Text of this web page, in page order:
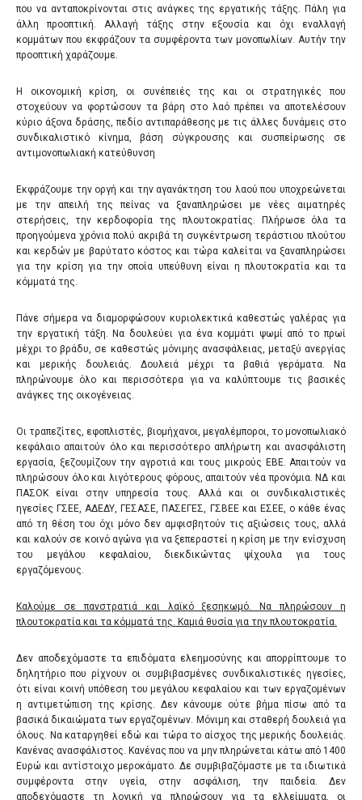
που να ανταποκρίνονται στις ανάγκες της εργατικής τάξης. Πάλη για
άλλη προοπτική. Αλλαγή τάξης στην εξουσία και όχι εναλλαγή
κομμάτων που εκφράζουν τα συμφέροντα των μονοπωλίων. Αυτήν την
προοπτική χαράζουμε.
Η οικονομική κρίση, οι συνέπειές της και οι στρατηγικές που
στοχεύουν να φορτώσουν τα βάρη στο λαό πρέπει να αποτελέσουν
κύριο άξονα δράσης, πεδίο αντιπαράθεσης με τις άλλες δυνάμεις στο
συνδικαλιστικό κίνημα, βάση σύγκρουσης και συσπείρωσης σε
αντιμονοπωλιακή κατεύθυνση
Εκφράζουμε την οργή και την αγανάκτηση του λαού που υποχρεώνεται
με την απειλή της πείνας να ξαναπληρώσει με νέες αιματηρές
στερήσεις, την κερδοφορία της πλουτοκρατίας. Πλήρωσε όλα τα
προηγούμενα χρόνια πολύ ακριβά τη συγκέντρωση τεράστιου πλούτου
και κερδών με βαρύτατο κόστος και τώρα καλείται να ξαναπληρώσει
για την κρίση για την οποία υπεύθυνη είναι η πλουτοκρατία και τα
κόμματά της.
Πάνε σήμερα να διαμορφώσουν κυριολεκτικά καθεστώς γαλέρας για
την εργατική τάξη. Να δουλεύει για ένα κομμάτι ψωμί από το πρωί
μέχρι το βράδυ, σε καθεστώς μόνιμης ανασφάλειας, μεταξύ ανεργίας
και μερικής δουλειάς. Δουλειά μέχρι τα βαθιά γεράματα. Να
πληρώνουμε όλο και περισσότερα για να καλύπτουμε τις βασικές
ανάγκες της οικογένειας.
Οι τραπεζίτες, εφοπλιστές, βιομήχανοι, μεγαλέμποροι, το μονοπωλιακό
κεφάλαιο απαιτούν όλο και περισσότερο απλήρωτη και ανασφάλιστη
εργασία, ξεζουμίζουν την αγροτιά και τους μικρούς ΕΒΕ. Απαιτούν να
πληρώσουν όλο και λιγότερους φόρους, απαιτούν νέα προνόμια. ΝΔ και
ΠΑΣΟΚ είναι στην υπηρεσία τους. Αλλά και οι συνδικαλιστικές
ηγεσίες ΓΣΕΕ, ΑΔΕΔΥ, ΓΕΣΑΣΕ, ΠΑΣΕΓΕΣ, ΓΣΒΕΕ και ΕΣΕΕ, ο κάθε ένας
από τη θέση του όχι μόνο δεν αμφισβητούν τις αξιώσεις τους, αλλά
και καλούν σε κοινό αγώνα για να ξεπεραστεί η κρίση με την ενίσχυση
του μεγάλου κεφαλαίου, διεκδικώντας ψίχουλα για τους
εργαζόμενους.
Καλούμε σε πανστρατιά και λαϊκό ξεσηκωμό. Να πληρώσουν η
πλουτοκρατία και τα κόμματά της. Καμιά θυσία για την πλουτοκρατία.
Δεν αποδεχόμαστε τα επιδόματα ελεημοσύνης και απορρίπτουμε το
δηλητήριο που ρίχνουν οι συμβιβασμένες συνδικαλιστικές ηγεσίες,
ότι είναι κοινή υπόθεση του μεγάλου κεφαλαίου και των εργαζομένων
η αντιμετώπιση της κρίσης. Δεν κάνουμε ούτε βήμα πίσω από τα
βασικά δικαιώματα των εργαζομένων. Μόνιμη και σταθερή δουλειά για
όλους. Να καταργηθεί εδώ και τώρα το αίσχος της μερικής δουλειάς.
Κανένας ανασφάλιστος. Κανένας που να μην πληρώνεται κάτω από 1400
Ευρώ και αντίστοιχο μεροκάματο. Δε συμβιβαζόμαστε με τα ιδιωτικά
συμφέροντα στην υγεία, στην ασφάλιση, την παιδεία. Δεν
αποδεχόμαστε τη λογική να πληρώσουν για τα ελλείμματα, οι